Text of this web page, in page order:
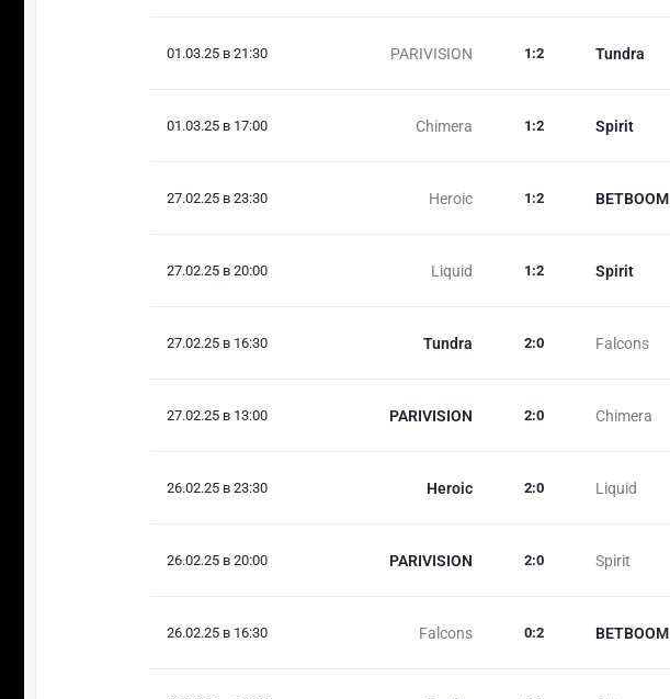
01.03.25 в 21:30 PARIVISION Tundra
1 :2
01.03.25 в 17:00 Chimera Spirit
1 :2
27.02.25 в 23:30 Heroic BETBOOM
1 :2
27.02.25 в 20:00 Liquid Spirit
1 :2
27.02.25 в 16:30 Tundra Falcons
2:0
27.02.25 в 13:00 PARIVISION Chimera
2:0
26.02.25 в 23:30 Heroic Liquid
2:0
26.02.25 в 20:00 PARIVISION Spirit
2:0
26.02.25 в 16:30 Falcons BETBOOM
0:2